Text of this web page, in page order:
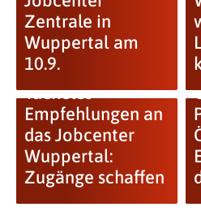
Zentrale in
Wuppertal am
10.9.
Tacheles
Empfehlungen an
das Jobcenter
Wuppertal:
Zugänge schaffen